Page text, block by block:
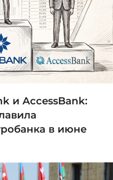
и AccessBank:
в июне